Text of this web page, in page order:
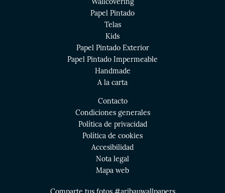
Papel Pintado
Telas
Kids
Papel Pintado Exterior
Papel Pintado Impermeable
Handmade
A la carta
Contacto
Condiciones generales
Política de privacidad
Política de cookies
Accesibilidad
Nota legal
Mapa web